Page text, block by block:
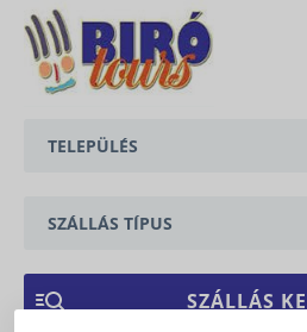
TELEPÜLÉS
CSERSZEGTOMAJ
SZÁLLÁS TÍPUS
APARTMAN
Nádvirág Vendégház –
nyaraló medencével
Vonyarcvashegy,
Ajánlatkérés
1
Árajánlatkérésre
vonatkozó adatok 2